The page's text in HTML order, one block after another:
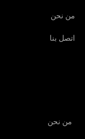
من نحن
اتصل بنا
من نحن